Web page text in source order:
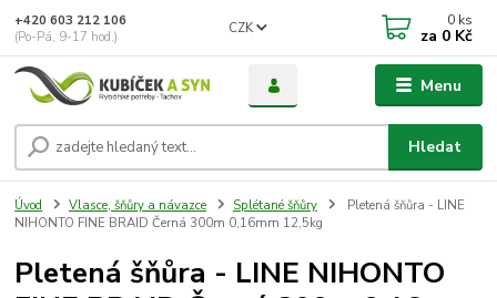
Menu
CZK
Hledat
+420 603 212 106
(Po-Pá, 9-17 hod.)
0 ks
za 0 Kč
Úvod Vlasce, šňůry a návazce Splétané šňůry
Pletená šňůra - LINE
NIHONTO FINE BRAID Černá 300m 0,16mm 12,5kg
Pletená šňůra - LINE NIHONTO